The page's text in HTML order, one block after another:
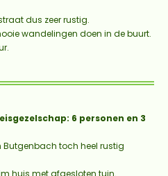
dus zeer rustig.
wandelingen doen in de buurt.
6 personen en 3
Butgenbach toch heel rustig
huis met afgesloten tuin.